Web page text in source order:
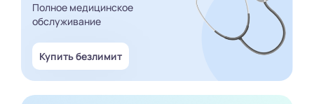
Полное медицинское
обслуживание
Купить безлимит